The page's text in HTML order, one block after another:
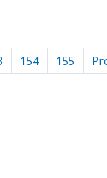
154 155